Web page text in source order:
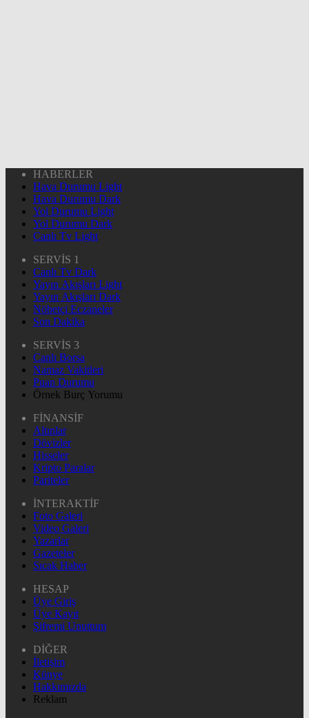
HABERLER
Hava Durumu Light
Hava Durumu Dark
Yol Durumu Light
Yol Durumu Dark
Canlı Tv Light
SERVİS 1
Canlı Tv Dark
Yayın Akışları Light
Yayın Akışları Dark
Nöbetçi Eczaneler
Son Dakika
SERVİS 3
Canlı Borsa
Namaz Vakitleri
Puan Durumu
Örnek Burç Yorumu
FİNANSİF
Altınlar
Dövizler
Hisseler
Kripto Paralar
Pariteler
İNTERAKTİF
Foto Galeri
Video Galeri
Yazarlar
Gazeteler
Sıcak Haber
HESAP
Üye Giriş
Üye Kayıt
Şifremi Unuttum
DİĞER
İletişim
Künye
Hakkımızda
Reklam